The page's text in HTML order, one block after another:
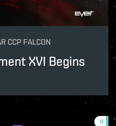
CCP FALCON
XVI Begins
#